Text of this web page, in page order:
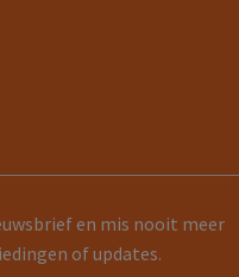
en mis nooit meer
of updates.